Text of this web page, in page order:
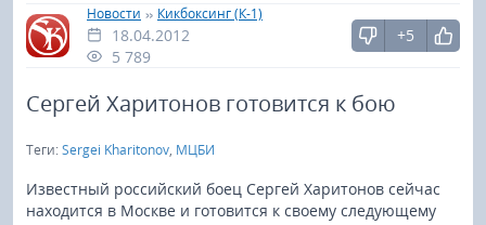
Главная
»
Новости » Кикбоксинг (К-1)
18.04.2012
5 789
+5
Сергей Харитонов готовится к бою
Теги:Sergei Kharitonov, МЦБИ
Известный российский боец Сергей Харитонов сейчас
находится в Москве и готовится к своему следующему
Шинкиокушинкай
Кекусин-кан
Кикбоксинг и K-1
Бокс
Библиотека